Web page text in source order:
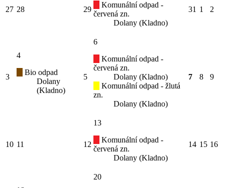
27 28 29
Komunální odpad -
červená zn.
Dolany (Kladno)
31 1 2
3
4
Bio odpad
Dolany
(Kladno)
5
6
Komunální odpad -
červená zn.
Dolany (Kladno)
Komunální odpad - žlutá
zn.
Dolany (Kladno)
7 8 9
10 11 12
13
Komunální odpad -
červená zn.
Dolany (Kladno)
14 15 16
20